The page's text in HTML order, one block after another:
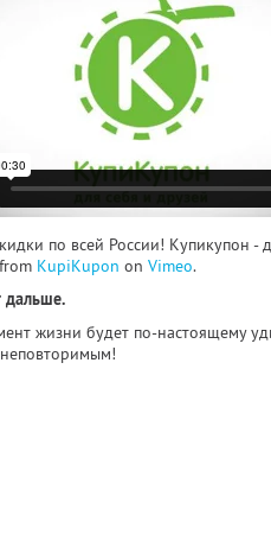
по всей России! Купикупон -
from KupiKupon on Vimeo.
дальше.
жизни будет по-настоящему